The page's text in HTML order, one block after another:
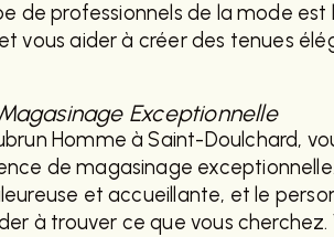
de professionnels de la mode est
vous aider à créer des tenues
Exceptionnelle
Homme à Saint-Doulchard,
de magasinage
et accueillante, et le
à trouver ce que vous cherchez.